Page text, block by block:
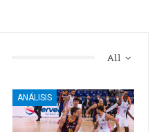
All
ANÁLISIS